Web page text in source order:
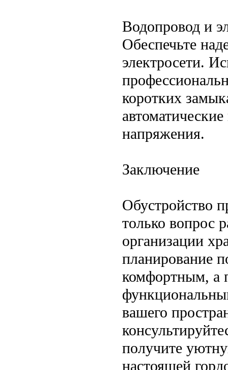
Водопровод и
Обеспечьте
электросети.
коротких
напряжения.
Заключение
Обустройство
только вопрос
организации
планирование
комфортным, а
вашего
получите
настоящей